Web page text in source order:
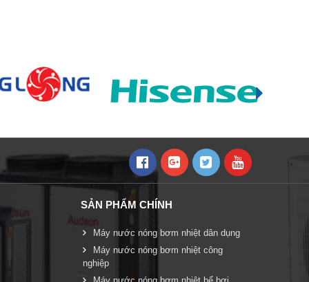
SẢN PHẨM CHÍNH
Máy nước nóng bơm nhiệt dân dụng
Máy nước nóng bơm nhiệt công
nghiệp